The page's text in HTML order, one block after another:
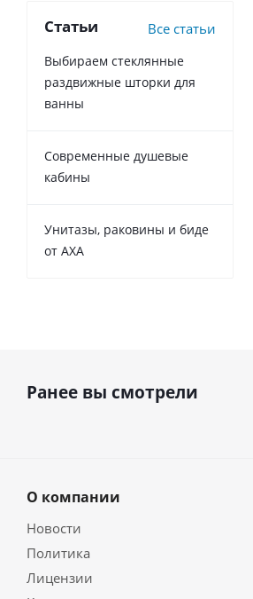
Статьи Все статьи
Выбираем стеклянные
раздвижные шторки для
ванны
Современные душевые
кабины
Унитазы, раковины и биде
от AXA
Ранее вы смотрели
О компании
Новости
Политика
Лицензии